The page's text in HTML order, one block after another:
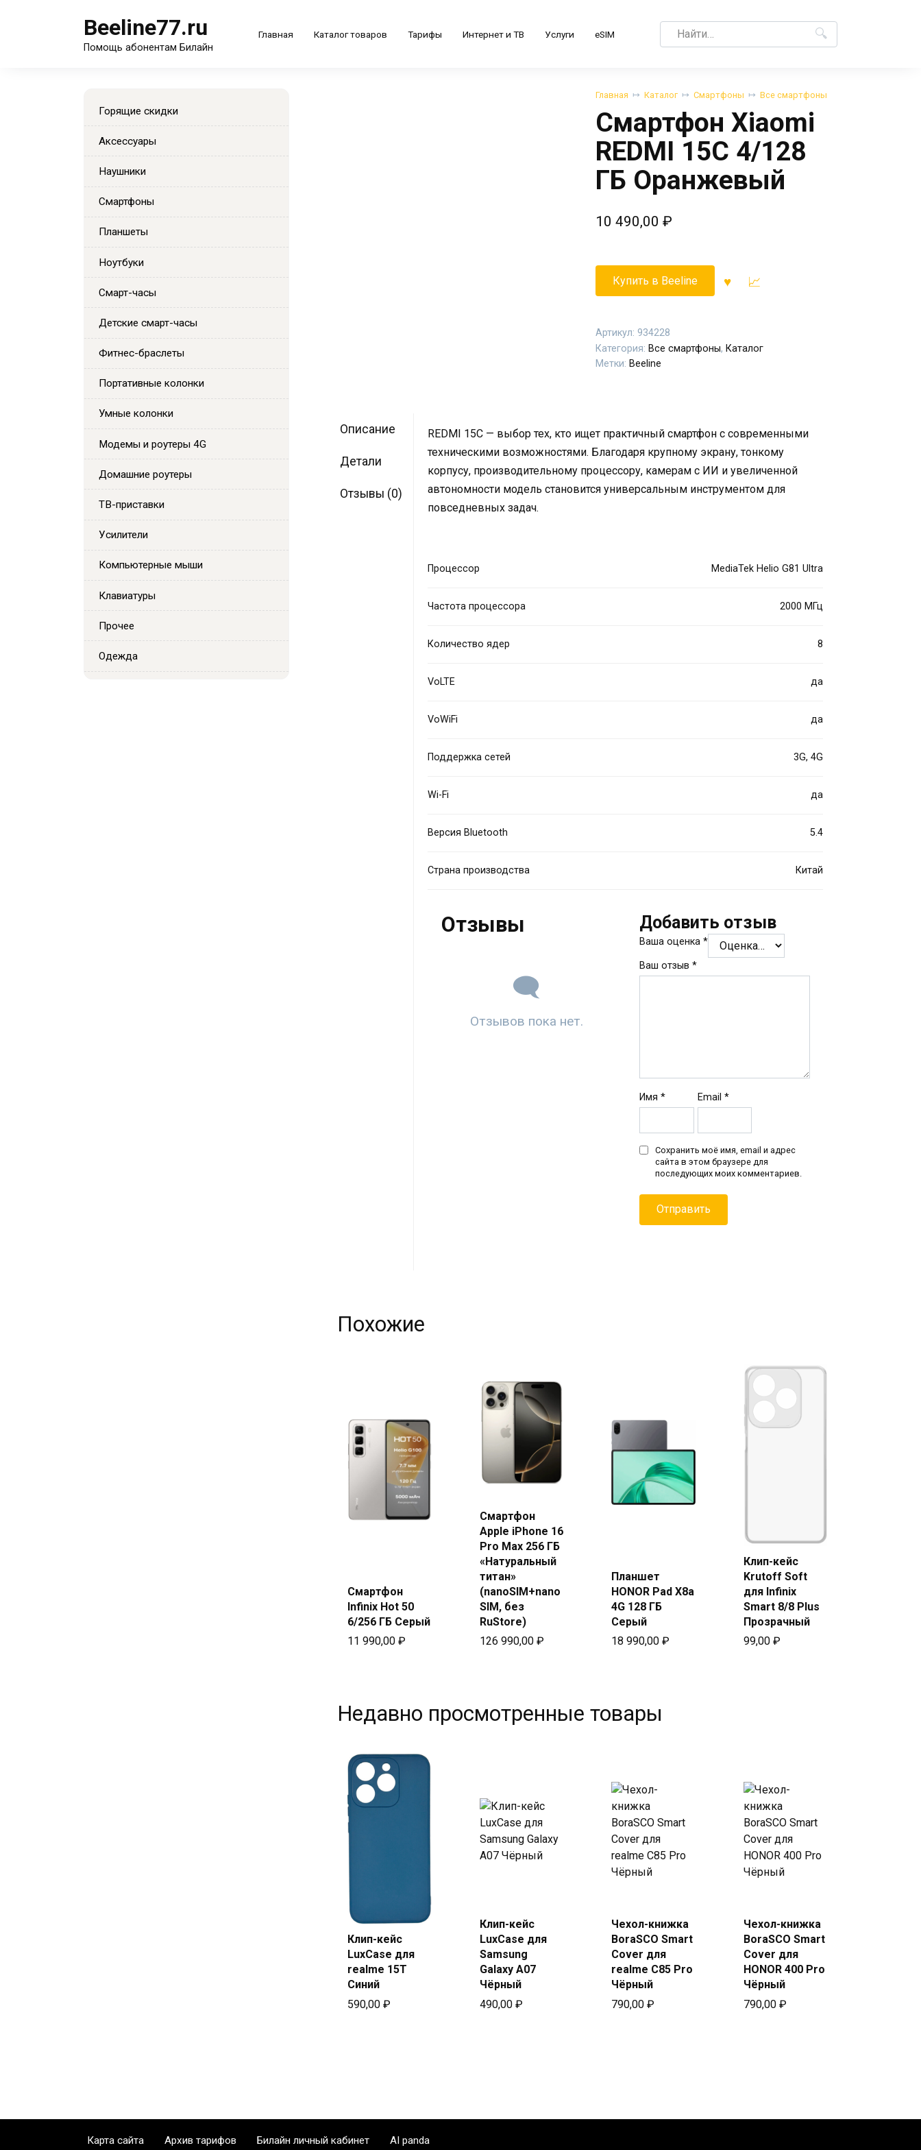
Beeline77.ru
Помощь абонентам Билайн
Главная Каталог товаров Тарифы Интернет и ТВ Услуги eSIM
Search
for:
Главная Каталог Смартфоны Все смартфоны
Смартфон Xiaomi
REDMI 15C 4/128
ГБ Оранжевый
10 490,00 ₽
Купить в Beeline
Артикул: 934228
Категория: Все смартфоны, Каталог
Метки: Beeline
Описание
Детали
Отзывы (0)
REDMI 15C — выбор тех, кто ищет практичный смартфон с современными
техническими возможностями. Благодаря крупному экрану, тонкому
корпусу, производительному процессору, камерам с ИИ и увеличенной
автономности модель становится универсальным инструментом для
повседневных задач.
Процессор MediaTek Helio G81 Ultra
Частота процессора 2000 МГц
Количество ядер 8
VoLTE да
VoWiFi да
Поддержка сетей 3G, 4G
Wi-Fi да
Версия Bluetooth 5.4
Страна производства Китай
Отзывы
Отзывов пока нет.
Добавить отзыв
Ваша оценка*
Ваш отзыв*
Имя* Email *
Сохранить моё имя, email и адрес
сайта в этом браузере для
последующих моих комментариев.
Похожие
Смартфон
Infinix Hot 50
6/256 ГБ Серый
11 990,00 ₽
Купить
в Beeline
Смартфон
Apple iPhone 16
Pro Max 256 ГБ
«Натуральный
титан»
(nanoSIM+nano
SIM, без
RuStore)
126 990,00 ₽
Планшет
HONOR Pad X8a
4G 128 ГБ
Серый
18 990,00 ₽
Купить
в Beeline
Клип-кейс
Krutoff Soft
для Infinix
Smart 8/8 Plus
Прозрачный
99,00 ₽
Недавно просмотренные товары
Купить
в Beeline
Клип-кейс
LuxCase для
realme 15T
Синий
590,00 ₽
Клип-кейс
LuxCase для
Samsung
Galaxy A07
Чёрный
490,00 ₽
в Beeline
Чехол-книжка
BoraSCO Smart
Cover для
realme C85 Pro
Чёрный
790,00 ₽
в Beeline
Чехол-книжка
BoraSCO Smart
Cover для
HONOR 400 Pro
Чёрный
790,00 ₽
Горящие скидки
Аксессуары
Наушники
Смартфоны
Планшеты
Ноутбуки
Смарт-часы
Детские смарт-часы
Фитнес-браслеты
Портативные колонки
Умные колонки
Модемы и роутеры 4G
Домашние роутеры
ТВ-приставки
Усилители
Компьютерные мыши
Клавиатуры
Прочее
Одежда
Карта сайта Архив тарифов Билайн личный кабинет AI panda